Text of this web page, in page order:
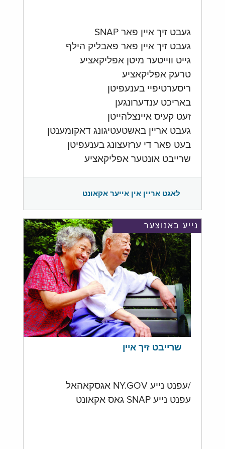
געבט זיך איין פאר SNAP
געבט זיך איין פאר פאבליק הילף
גייט ווייטער מיטן אפליקאציע
טרעק אפליקאציע
ריסערטיפיי בענעפיטן
באריכט ענדערונגען
זעט קעיס איינצלהייטן
געבט אריין באשטעטיגונג דאקומענטן
בעט פאר די ערזעצונג בענעפיטן
שרייבט אונטער אפליקאציע
לאגט אריין אין אייער אקאונט
נייע באנוצער
שרייבט זיך איין
/עפנט נייע NY.GOV אגסקאהאל
עפנט נייע SNAP גאס אקאונט